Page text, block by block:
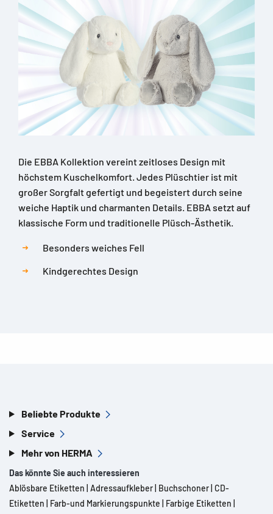
Die EBBA Kollektion vereint zeitloses Design mit
höchstem Kuschelkomfort. Jedes Plüschtier ist mit
großer Sorgfalt gefertigt und begeistert durch seine
weiche Haptik und charmanten Details. EBBA setzt auf
klassische Form und traditionelle Plüsch-Ästhetik.
Besonders weiches Fell
Kindgerechtes Design
Beliebte Produkte
Service
Mehr von HERMA
Das könnte Sie auch interessieren
Ablösbare Etiketten Adressaufkleber Buchschoner CD-
Etiketten
Farb-und Markierungspunkte Farbige Etiketten